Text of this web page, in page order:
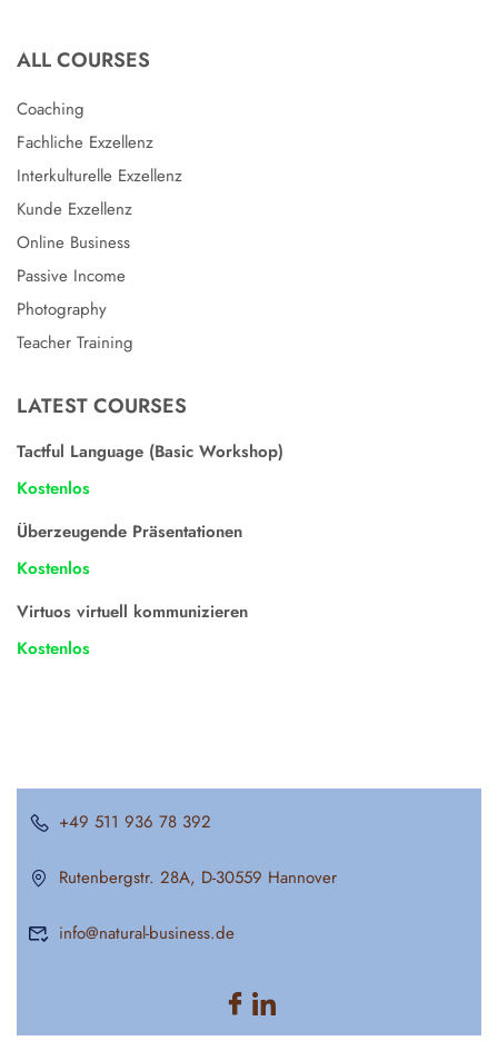
ALL COURSES
Coaching
Fachliche Exzellenz
Interkulturelle Exzellenz
Kunde Exzellenz
Online Business
Passive Income
Photography
Teacher Training
LATEST COURSES
Tactful Language (Basic Workshop)
Kostenlos
Überzeugende Präsentationen
Kostenlos
Virtuos virtuell kommunizieren
Kostenlos
+49 511 936 78 392
Rutenbergstr. 28A, D-30559 Hannover
info@natural-business.de